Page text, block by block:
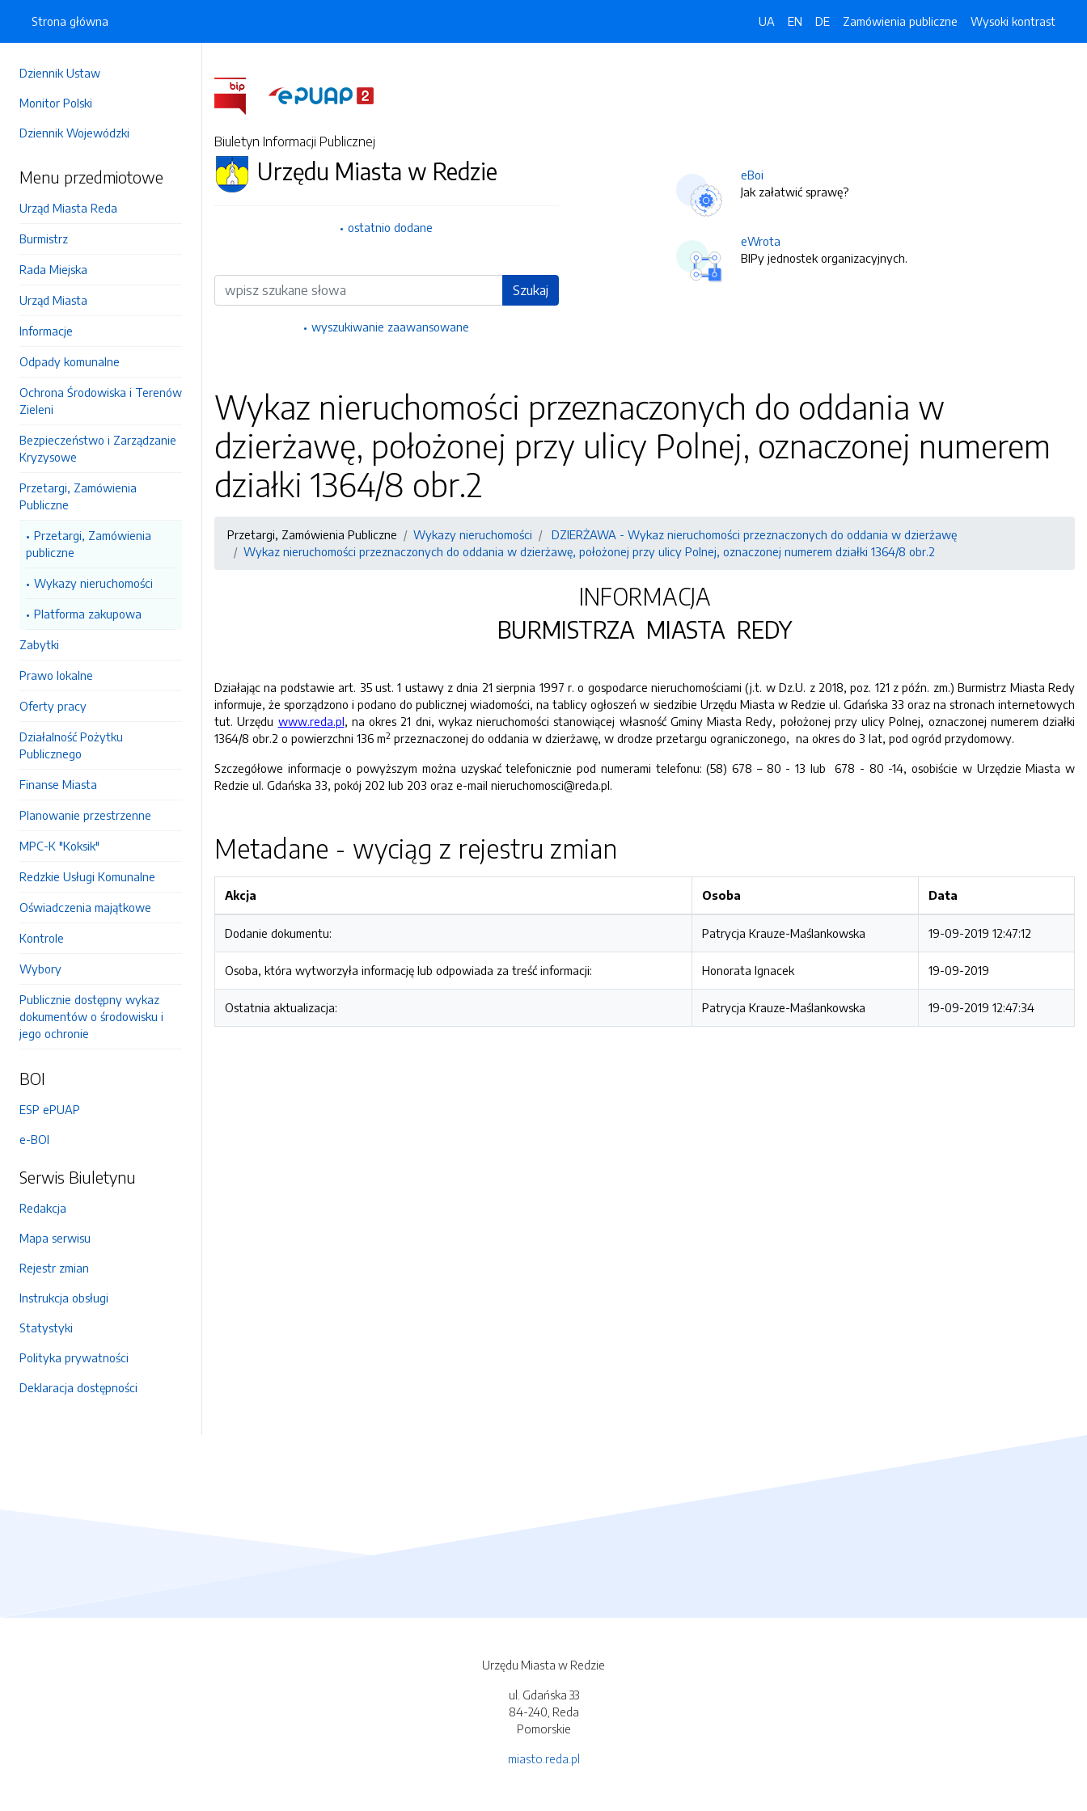
Dziennik Ustaw
Monitor Polski
Dziennik Wojewódzki
Menu przedmiotowe
Urząd Miasta Reda
Burmistrz
Rada Miejska
Urząd Miasta
Informacje
Odpady komunalne
Ochrona Środowiska i Terenów
Zieleni
Bezpieczeństwo i Zarządzanie
Kryzysowe
Przetargi, Zamówienia
Publiczne
Przetargi, Zamówienia
publiczne
Wykazy nieruchomości
Platforma zakupowa
Zabytki
Prawo lokalne
Oferty pracy
Działalność Pożytku
Publicznego
Finanse Miasta
Planowanie przestrzenne
MPC-K "Koksik"
Redzkie Usługi Komunalne
Oświadczenia majątkowe
Kontrole
Wybory
Publicznie dostępny wykaz
dokumentów o środowisku i
jego ochronie
BOI
ESP ePUAP
e-BOI
Serwis Biuletynu
Redakcja
Mapa serwisu
Rejestr zmian
Instrukcja obsługi
Statystyki
Polityka prywatności
Deklaracja dostępności
Strona główna UA EN DE Zamówienia publiczne Wysoki kontrast
Biuletyn Informacji Publicznej
Urzędu Miasta w Redzie
ostatnio dodane
Wyszukiwarka Szukaj
wyszukiwanie zaawansowane
eBoi
Jak załatwić sprawę?
eWrota
BIPy jednostek organizacyjnych.
Wykaz nieruchomości przeznaczonych do oddania w
dzierżawę, położonej przy ulicy Polnej, oznaczonej numerem
działki 1364/8 obr.2
Przetargi, Zamówienia Publiczne Wykazy nieruchomości
DZIERŻAWA - Wykaz nieruchomości przeznaczonych do oddania w dzierżawę
Wykaz nieruchomości przeznaczonych do oddania w dzierżawę, położonej przy ulicy Polnej, oznaczonej numerem działki 1364/8 obr.2
INFORMACJA
BURMISTRZA MIASTA REDY
Działając na podstawie art. 35 ust. 1 ustawy z dnia 21 sierpnia 1997 r. o gospodarce nieruchomościami (j.t. w Dz.U. z 2018, poz. 121 z późn. zm.) Burmistrz Miasta Redy
informuje, że sporządzono i podano do publicznej wiadomości, na tablicy ogłoszeń w siedzibie Urzędu Miasta w Redzie ul. Gdańska 33 oraz na stronach internetowych
tut. Urzędu www.reda.pl, na okres 21 dni, wykaz nieruchomości stanowiącej własność Gminy Miasta Redy, położonej przy ulicy Polnej, oznaczonej numerem działki
1364/8 obr.2 o powierzchni 136 m2 przeznaczonej do oddania w dzierżawę, w drodze przetargu ograniczonego, na okres do 3 lat, pod ogród przydomowy.
Szczegółowe informacje o powyższym można uzyskać telefonicznie pod numerami telefonu: (58) 678 – 80 - 13 lub 678 - 80 -14, osobiście w Urzędzie Miasta w
Redzie ul. Gdańska 33, pokój 202 lub 203 oraz e-mail nieruchomosci@reda.pl.
Metadane - wyciąg z rejestru zmian
Akcja Osoba Data
Dodanie dokumentu: Patrycja Krauze-Maślankowska 19-09-2019 12:47:12
Osoba, która wytworzyła informację lub odpowiada za treść informacji: Honorata Ignacek 19-09-2019
Ostatnia aktualizacja: Patrycja Krauze-Maślankowska 19-09-2019 12:47:34
Urzędu Miasta w Redzie
ul. Gdańska 33
84-240, Reda
Pomorskie
miasto.reda.pl